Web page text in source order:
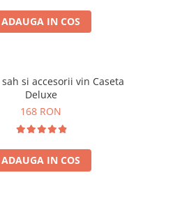
ADAUGA IN COS
si accesorii vin Caseta
Deluxe
168 RON
ADAUGA IN COS